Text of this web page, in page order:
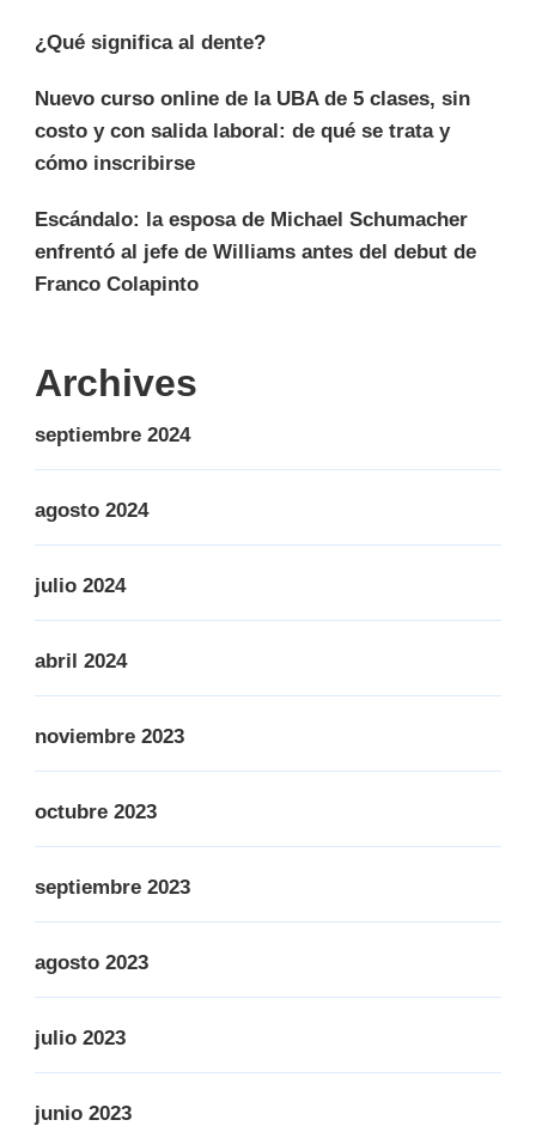
¿Qué significa al dente?
Nuevo curso online de la UBA de 5 clases, sin
costo y con salida laboral: de qué se trata y
cómo inscribirse
Escándalo: la esposa de Michael Schumacher
enfrentó al jefe de Williams antes del debut de
Franco Colapinto
Archives
septiembre 2024
agosto 2024
julio 2024
abril 2024
noviembre 2023
octubre 2023
septiembre 2023
agosto 2023
julio 2023
junio 2023